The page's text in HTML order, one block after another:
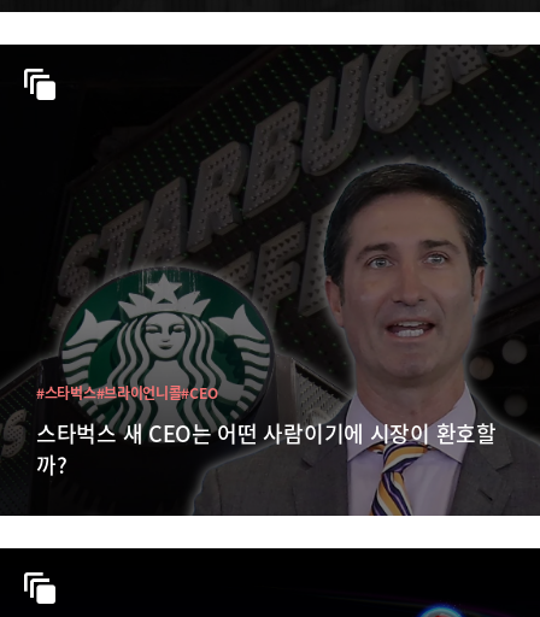
스타벅스 새 CEO는 어떤 사람이기에 시장이 환호할
까?
#스타벅스#브라이언니콜#CEO